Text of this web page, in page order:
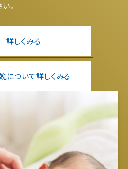
。
詳しくみる
について詳しくみる